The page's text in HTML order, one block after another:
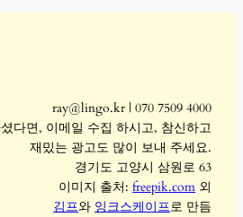
ray@lingo.kr | 070 7509 4000
다면, 이메일 수집 하시고, 참신하고
재밌는 광고도 많이 보내 주세요.
경기도 고양시 삼원로 63
이미지 출처:freepik.com 외
김프와 잉크스케이프로 만듬